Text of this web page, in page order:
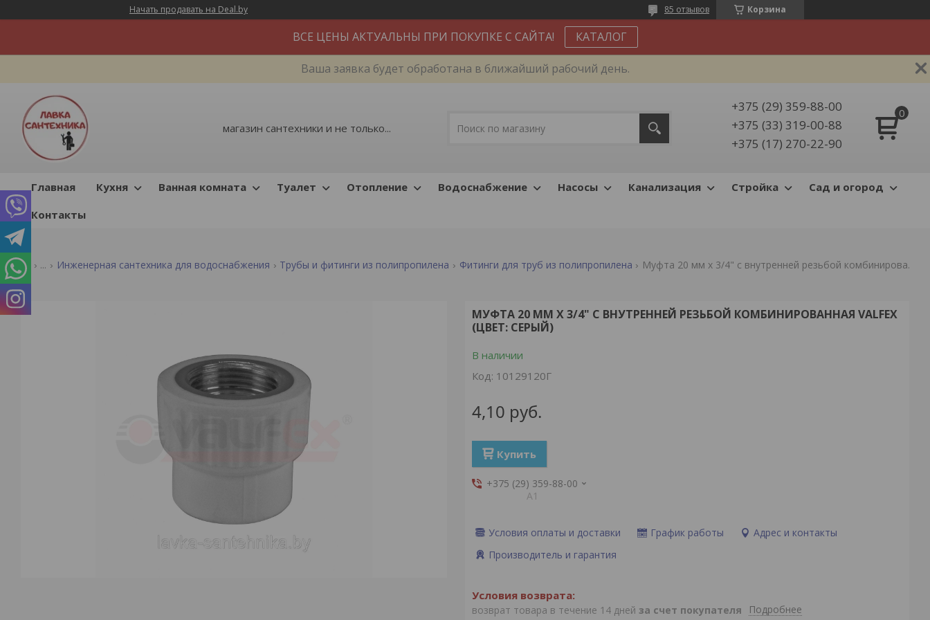
Начать продавать на Deal.by Корзина
85 отзывов
ВСЕ ЦЕНЫ АКТУАЛЬНЫ ПРИ ПОКУПКЕ С САЙТА! КАТАЛОГ
Ваша заявка будет обработана в ближайший рабочий день.
магазин сантехники и не только...
+375 (29) 359-88-00
+375 (33) 319-00-88
+375 (17) 270-22-90
Главная Кухня Ванная комната Туалет Отопление Водоснабжение Насосы Канализация Стройка
Сад и огород
Контакты
... Инженерная сантехника для водоснабжения Трубы и фитинги из полипропилена Фитинги для труб из полипропилена Муфта 20 мм x 3/4" с внутренней резьбой комбинированная valfex (цвет: серый)
МУФТА 20 ММ X 3/4" С ВНУТРЕННЕЙ РЕЗЬБОЙ КОМБИНИРОВАННАЯ VALFEX
(ЦВЕТ: СЕРЫЙ)
В наличии
Код: 10129120Г
4,10 руб.
Купить
+375 (29) 359-88-00
А1
Условия оплаты и доставки График работы
Адрес и контакты
Производитель и гарантия
возврат товара в течение 14 дней за счет покупателя Подробнее